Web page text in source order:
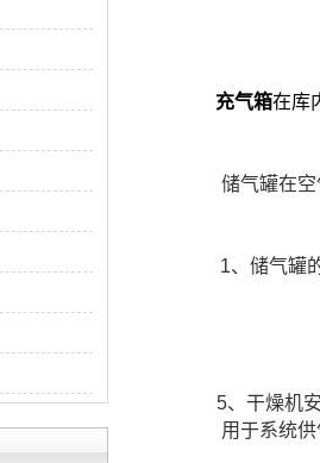
充气箱在库
储气罐在
1、储气罐
5、干燥机
用于系统